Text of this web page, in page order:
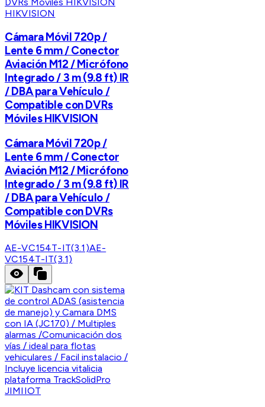
HIKVISION
Cámara Móvil 720p /
Lente 6 mm / Conector
Aviación M12 / Micrófono
Integrado / 3 m (9.8 ft) IR
/ DBA para Vehículo /
Compatible con DVRs
Móviles HIKVISION
Cámara Móvil 720p /
Lente 6 mm / Conector
Aviación M12 / Micrófono
Integrado / 3 m (9.8 ft) IR
/ DBA para Vehículo /
Compatible con DVRs
Móviles HIKVISION
AE-VC154T-IT(3.1)AE-
VC154T-IT(3.1)
JIMIIOT